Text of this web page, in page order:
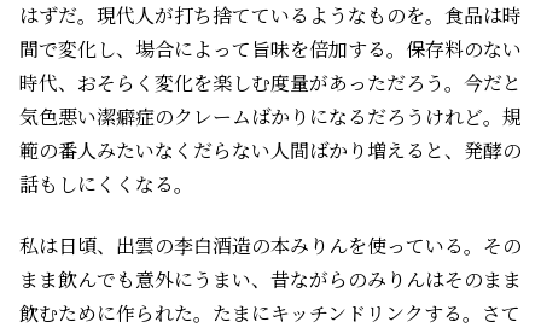
はずだ。現代人が打ち捨てているようなものを。食品は時
間で変化し、場合によって旨味を倍加する。保存料のない
時代、おそらく変化を楽しむ度量があっただろう。今だと
気色悪い潔癖症のクレームばかりになるだろうけれど。規
範の番人みたいなくだらない人間ばかり増えると、発酵の
話もしにくくなる。
私は日頃、出雲の李白酒造の本みりんを使っている。その
まま飲んでも意外にうまい、昔ながらのみりんはそのまま
飲むために作られた。たまにキッチンドリンクする。さて